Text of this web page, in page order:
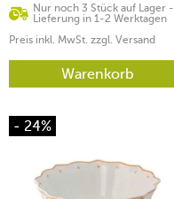
Nur noch 3 Stück auf Lager -
Lieferung in 1-2 Werktagen
Preis inkl. MwSt. zzgl. Versand
Warenkorb
- 24%